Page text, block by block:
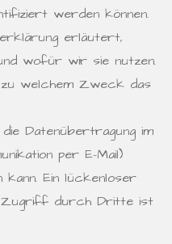
werden können.
erläutert,
wofür wir sie nutzen.
welchem Zweck das
Datenübertragung im
per E-Mail)
Ein lückenloser
Zugriff durch Dritte ist